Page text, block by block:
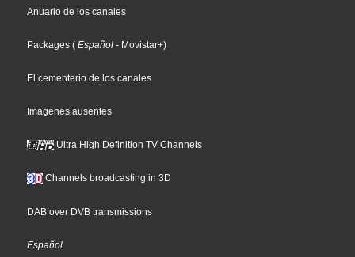
Anuario de los canales
Packages ( Español - Movistar+)
El cementerio de los canales
Imagenes ausentes
Ultra High Definition TV Channels
Channels broadcasting in 3D
DAB over DVB transmissions
Español